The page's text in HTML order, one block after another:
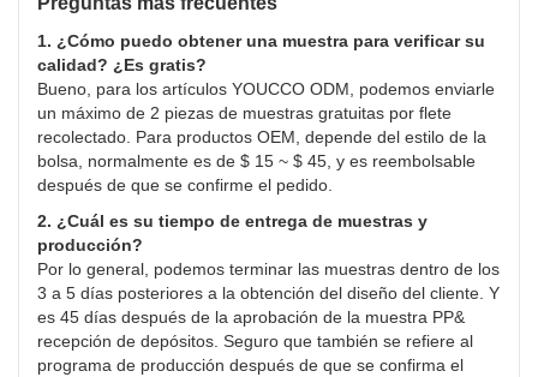
1. ¿Cómo puedo obtener una muestra para verificar su
calidad? ¿Es gratis?
Bueno, para los artículos YOUCCO ODM, podemos enviarle
un máximo de 2 piezas de muestras gratuitas por flete
recolectado. Para productos OEM, depende del estilo de la
bolsa, normalmente es de $ 15 ~ $ 45, y es reembolsable
después de que se confirme el pedido.
2. ¿Cuál es su tiempo de entrega de muestras y
producción?
Por lo general, podemos terminar las muestras dentro de los
3 a 5 días posteriores a la obtención del diseño del cliente. Y
es 45 días después de la aprobación de la muestra PP&
recepción de depósitos. Seguro que también se refiere al
programa de producción después de que se confirma el